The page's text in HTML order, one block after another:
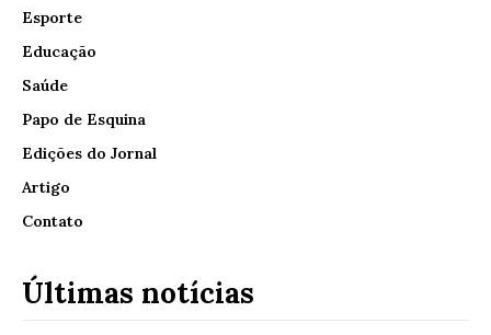
Esporte
Educação
Saúde
Papo de Esquina
Edições do Jornal
Artigo
Contato
Últimas notícias